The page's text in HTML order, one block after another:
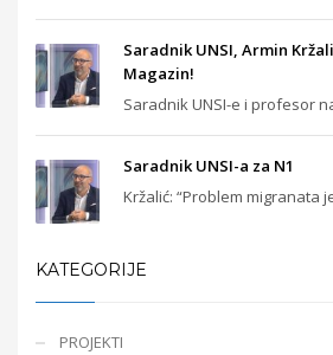
Saradnik UNSI, Armin
Magazin!
Saradnik UNSI-e i profesor
Saradnik UNSI-a za N1
Kržalić: “Problem migranata
KATEGORIJE
PROJEKTI